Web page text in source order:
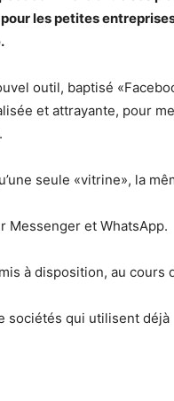
les petites
outil, baptisé
et attrayante, pour
seule «vitrine», la
Messenger et WhatsApp.
à disposition, au cours
sociétés qui utilisent déjà